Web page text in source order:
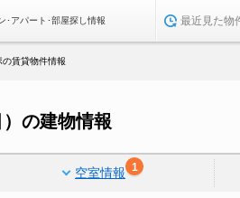
･アパート･部屋探し情報 最近見た物
賃貸物件情報
の建物情報
空室情報 1